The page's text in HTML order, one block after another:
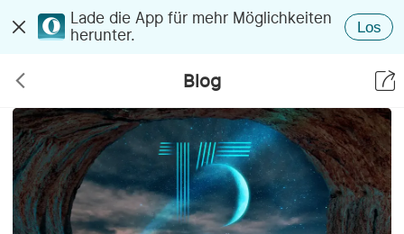
Lade die App für mehr Möglichkeiten
herunter.
Los
Blog